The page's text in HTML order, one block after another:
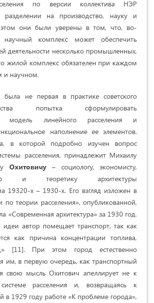
по версии коллектива НЭР
разделении на производство, науку и
этом они были уверены в том, что, во-
комплекс может обеспечить
деятельности несколько промышленных,
жилой комплекс обязателен при каждом
научном.
не первая в практике советского
попытка сформулировать
модель линейного расселения и
наполнение ее элементов.
в которой подробно изучен вопрос
расселения, принадлежит Михаилу
Охитовичу– социологу, экономисту,
и теоретику архитектуры
19320-х – 1930-х. Его взгляд изложен в
по теории расселения», опубликованной,
«Современная архитектура» за 1930 год.
идеи автор помещает транспорт, так как
как причина концентрации топлива,
[11]. При этом город естественно
им, в первую очередь, как транспортный
свою мысль Охитович апеллирует не к
расселения и, возвращаясь к
в 1929 году работе «К проблеме города»,